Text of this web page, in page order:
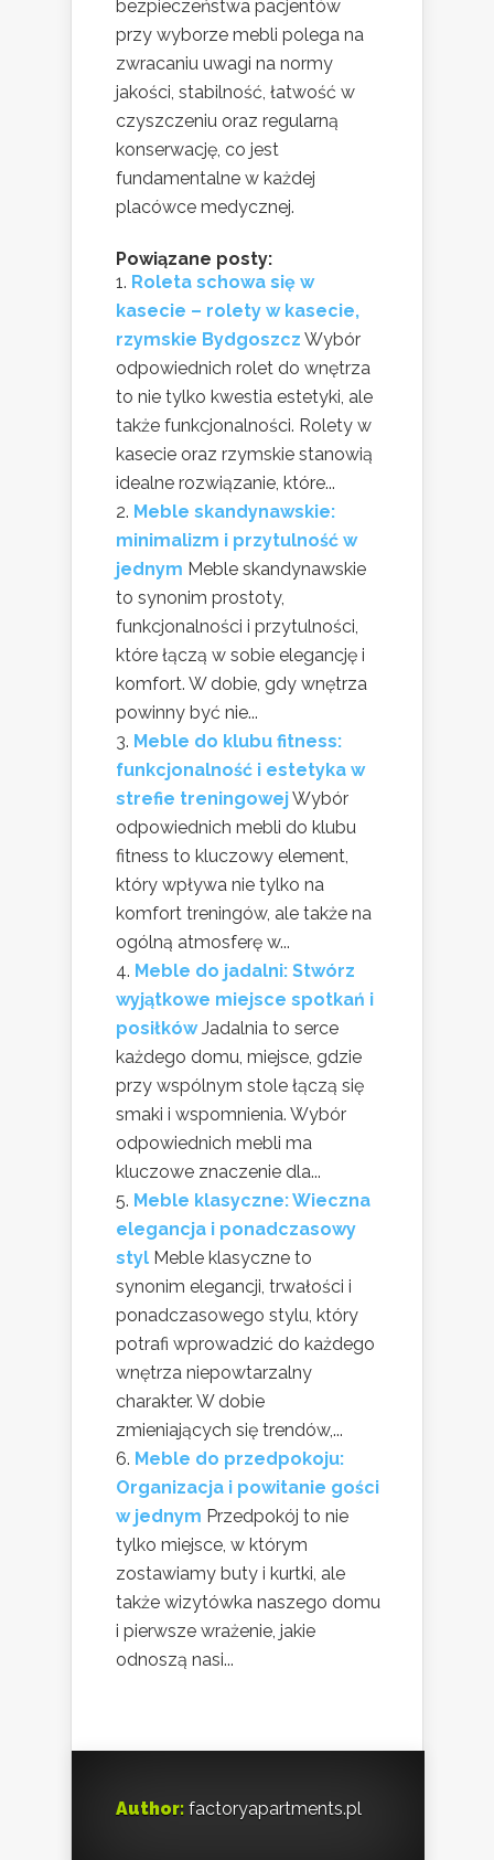
bezpieczeństwa pacjentów
przy wyborze mebli polega na
zwracaniu uwagi na normy
jakości, stabilność, łatwość w
czyszczeniu oraz regularną
konserwację, co jest
fundamentalne w każdej
placówce medycznej.
Powiązane posty:
Roleta schowa się w
kasecie – rolety w kasecie,
rzymskie Bydgoszcz Wybór
odpowiednich rolet do wnętrza
to nie tylko kwestia estetyki, ale
także funkcjonalności. Rolety w
kasecie oraz rzymskie stanowią
idealne rozwiązanie, które...
Meble skandynawskie:
minimalizm i przytulność w
jednym Meble skandynawskie
to synonim prostoty,
funkcjonalności i przytulności,
które łączą w sobie elegancję i
komfort. W dobie, gdy wnętrza
powinny być nie...
Meble do klubu fitness:
funkcjonalność i estetyka w
strefie treningowejWybór
odpowiednich mebli do klubu
fitness to kluczowy element,
który wpływa nie tylko na
komfort treningów, ale także na
ogólną atmosferę w...
Meble do jadalni: Stwórz
wyjątkowe miejsce spotkań i
posiłków Jadalnia to serce
każdego domu, miejsce, gdzie
przy wspólnym stole łączą się
smaki i wspomnienia. Wybór
odpowiednich mebli ma
kluczowe znaczenie dla...
Meble klasyczne: Wieczna
elegancja i ponadczasowy
styl Meble klasyczne to
synonim elegancji, trwałości i
ponadczasowego stylu, który
potrafi wprowadzić do każdego
wnętrza niepowtarzalny
charakter. W dobie
zmieniających się trendów,...
Meble do przedpokoju:
Organizacja i powitanie gości
w jednym Przedpokój to nie
tylko miejsce, w którym
zostawiamy buty i kurtki, ale
także wizytówka naszego domu
i pierwsze wrażenie, jakie
odnoszą nasi...
Author: factoryapartments.pl